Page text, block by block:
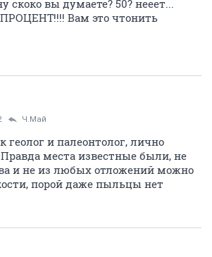
скоко вы думаете? 50? нееет...
ПРОЦЕНТ!!!! Вам это чтонить
Ч.Май
геолог и палеонтолог, лично
места известные были, не
и не из любых отложений можно
порой даже пыльцы нет